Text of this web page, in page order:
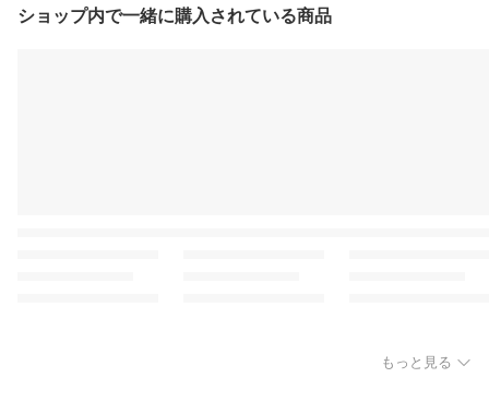
ショップ内で一緒に購入されている商品
もっと見る